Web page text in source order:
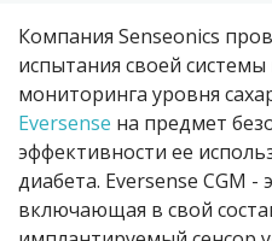
Компания Senseonics
испытания своей
мониторинга уровня
Eversense на предмет
эффективности ее
диабета. Eversense CGM -
включающая в свой